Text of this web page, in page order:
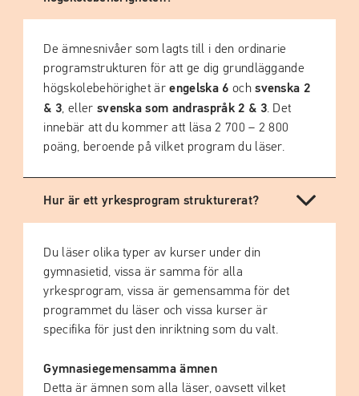
De ämnesnivåer som lagts till i den ordinarie
programstrukturen för att ge dig grundläggande
högskolebehörighet ärengelska 6 ochsvenska 2
& 3, eller svenska som andraspråk 2 & 3. Det
innebär att du kommer att läsa 2 700 – 2 800
poäng, beroende på vilket program du läser.
Hur är ett yrkesprogram strukturerat?
Du läser olika typer av kurser under din
gymnasietid, vissa är samma för alla
yrkesprogram, vissa är gemensamma för det
programmet du läser och vissa kurser är
specifika för just den inriktning som du valt.
Gymnasiegemensamma ämnen
Detta är ämnen som alla läser, oavsett vilket